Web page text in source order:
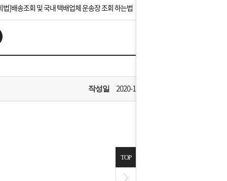
]배송조회 및 국내 택배업체 운송장 조회 하는법
고객 앱설치 가능합니다.
안내] 집 밖에 주소로 택배 받기
작성일 2020-10-09
TOP